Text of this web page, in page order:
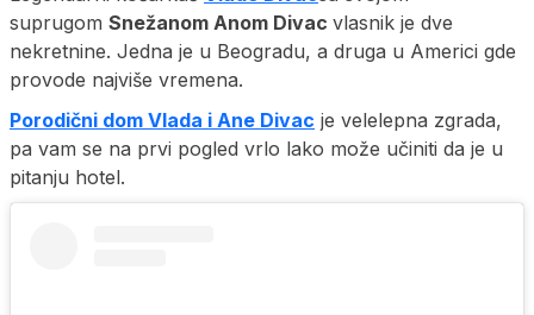
suprugom Snežanom Anom Divac vlasnik je dve
nekretnine. Jedna je u Beogradu, a druga u Americi gde
provode najviše vremena.
Porodični dom Vlada i Ane Divac je velelepna zgrada,
pa vam se na prvi pogled vrlo lako može učiniti da je u
pitanju hotel.